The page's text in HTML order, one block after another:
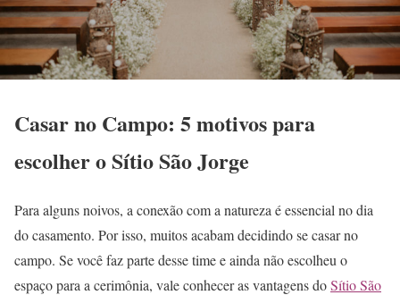
Casar no Campo: 5 motivos para
escolher o Sítio São Jorge
Para alguns noivos, a conexão com a natureza é essencial no dia
do casamento. Por isso, muitos acabam decidindo se casar no
campo. Se você faz parte desse time e ainda não escolheu o
espaço para a cerimônia, vale conhecer as vantagens doSítio São